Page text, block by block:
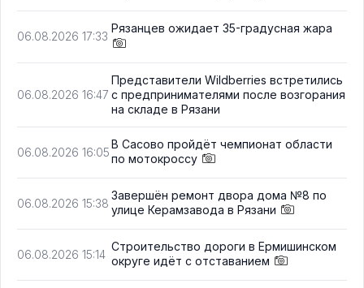
06.08.2026 17:33
Рязанцев ожидает 35-градусная жара
06.08.2026 16:47
Представители Wildberries встретились
с предпринимателями после возгорания
на складе в Рязани
06.08.2026 16:05
В Сасово пройдёт чемпионат области
по мотокроссу
06.08.2026 15:38
Завершён ремонт двора дома №8 по
улице Керамзавода в Рязани
06.08.2026 15:14
Строительство дороги в Ермишинском
округе идёт с отставанием